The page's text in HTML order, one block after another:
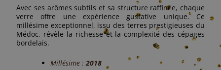
Avec ses arômes subtils et sa structure raffinée, chaque
verre offre une expérience gustative unique. Ce
millésime exceptionnel, issu des terres prestigieuses du
Médoc, révèle la richesse et la complexité des cépages
bordelais.
Millésime :2018